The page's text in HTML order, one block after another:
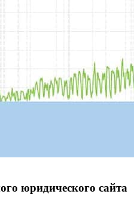
юридического сайта